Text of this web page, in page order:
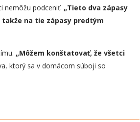
nemôžu podceniť. „Tieto dva zápasy
takže na tie zápasy predtým
„Môžem konštatovať, že všetci
ktorý sa v domácom súboji so